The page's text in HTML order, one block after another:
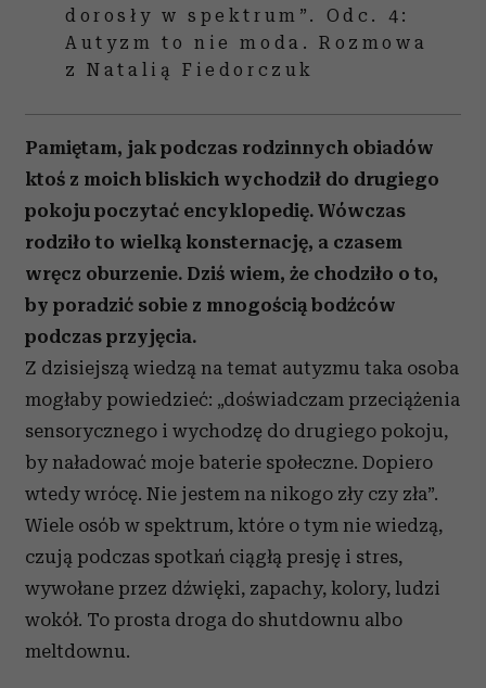
dorosły w spektrum”. Odc. 4:
Autyzm to nie moda. Rozmowa
z Natalią Fiedorczuk
Pamiętam, jak podczas rodzinnych obiadów
ktoś z moich bliskich wychodził do drugiego
pokoju poczytać encyklopedię. Wówczas
rodziło to wielką konsternację, a czasem
wręcz oburzenie. Dziś wiem, że chodziło o to,
by poradzić sobie z mnogością bodźców
podczas przyjęcia.
Z dzisiejszą wiedzą na temat autyzmu taka osoba
mogłaby powiedzieć: „doświadczam przeciążenia
sensorycznego i wychodzę do drugiego pokoju,
by naładować moje baterie społeczne. Dopiero
wtedy wrócę. Nie jestem na nikogo zły czy zła”.
Wiele osób w spektrum, które o tym nie wiedzą,
czują podczas spotkań ciągłą presję i stres,
wywołane przez dźwięki, zapachy, kolory, ludzi
wokół. To prosta droga do shutdownu albo
meltdownu.